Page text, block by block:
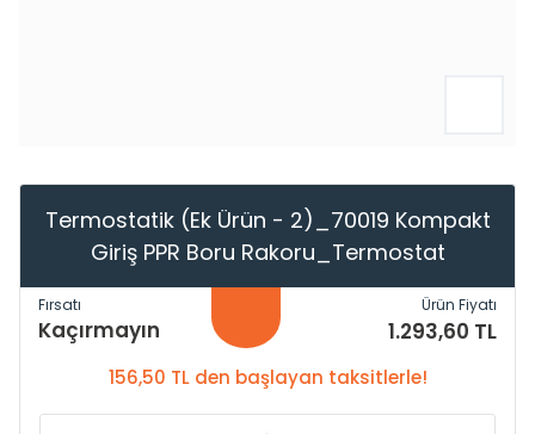
Termostatik (Ek Ürün - 2)_70019 Kompakt
Giriş PPR Boru Rakoru_Termostat
Fırsatı
Kaçırmayın
Ürün Fiyatı
1.293,60 TL
156,50 TL den başlayan taksitlerle!